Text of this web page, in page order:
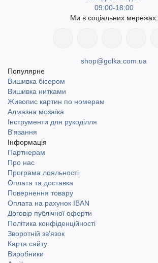
09:00-18:00
Ми в соціальних мережах:
shop@golka.com.ua
Популярне
Вишивка бісером
Вишивка нитками
Живопис картин по номерам
Алмазна мозаїка
Інструменти для рукоділля
В'язання
Інформація
Партнерам
Про нас
Програма лояльності
Оплата та доставка
Повернення товару
Оплата на рахунок IBAN
Договір публічної оферти
Політика конфіденційності
Зворотній зв'язок
Карта сайту
Виробники